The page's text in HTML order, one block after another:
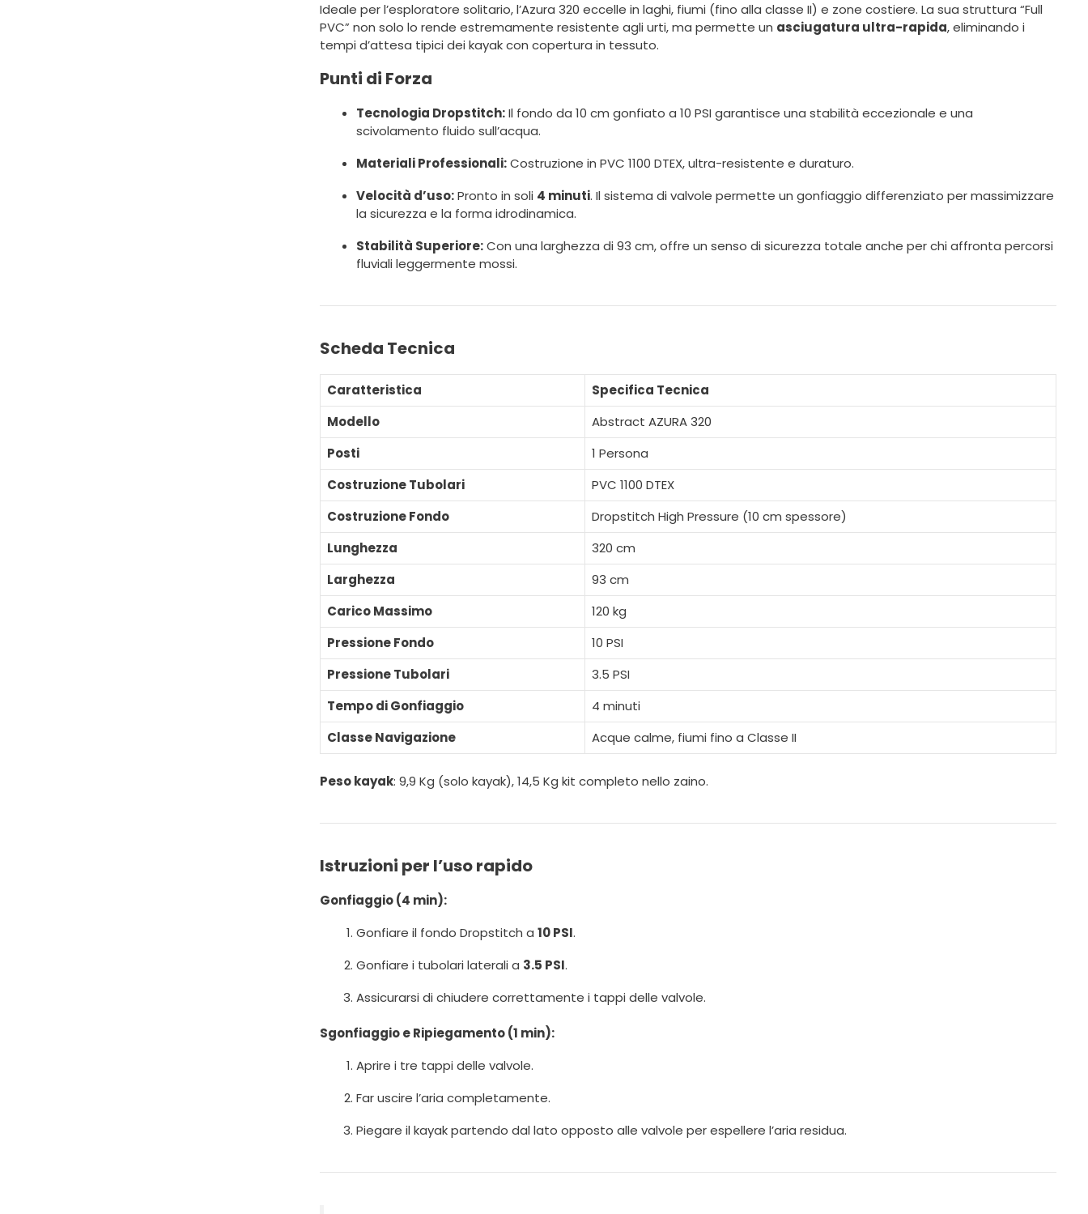
Ideale per l’esploratore solitario, l’Azura 320 eccelle in laghi, fiumi (fino alla classe II) e zone costiere. La sua struttura “Full
PVC” non solo lo rende estremamente resistente agli urti, ma permette un asciugatura ultra-rapida, eliminando i
tempi d’attesa tipici dei kayak con copertura in tessuto.
Punti di Forza
Tecnologia Dropstitch:Il fondo da 10 cm gonfiato a 10 PSI garantisce una stabilità eccezionale e una
scivolamento fluido sull’acqua.
Materiali Professionali:Costruzione in PVC 1100 DTEX, ultra-resistente e duraturo.
Velocità d’uso:Pronto in soli 4 minuti. Il sistema di valvole permette un gonfiaggio differenziato per massimizzare
la sicurezza e la forma idrodinamica.
Stabilità Superiore:Con una larghezza di 93 cm, offre un senso di sicurezza totale anche per chi affronta percorsi
fluviali leggermente mossi.
Scheda Tecnica
Caratteristica
Specifica Tecnica
Modello
Abstract AZURA 320
Posti
1 Persona
Costruzione Tubolari
PVC 1100 DTEX
Costruzione Fondo
Dropstitch High Pressure (10 cm spessore)
Lunghezza
320 cm
Larghezza
93 cm
Carico Massimo
120 kg
Pressione Fondo
10 PSI
Pressione Tubolari
3.5 PSI
Tempo di Gonfiaggio
4 minuti
Classe Navigazione
Acque calme, fiumi fino a Classe II
Peso kayak: 9,9 Kg (solo kayak), 14,5 Kg kit completo nello zaino.
Istruzioni per l’uso rapido
Gonfiaggio (4 min):
Gonfiare il fondo Dropstitch a 10 PSI.
Gonfiare i tubolari laterali a 3.5 PSI.
Assicurarsi di chiudere correttamente i tappi delle valvole.
Sgonfiaggio e Ripiegamento (1 min):
Aprire i tre tappi delle valvole.
Far uscire l’aria completamente.
Piegare il kayak partendo dal lato opposto alle valvole per espellere l’aria residua.